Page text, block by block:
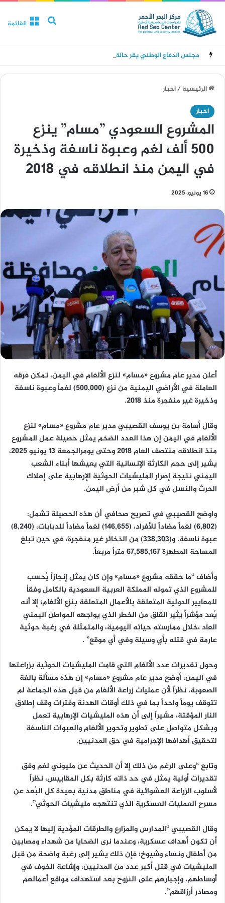
القائمةبحث عن
الرئيسية/اخبار
اخبار
المشروع السعودي ”مسام” ينزع
500 ألف لغم وعبوة ناسفة وذخيرة
في اليمن منذ انطلاقه في 2018
16 يونيو، 2025
أعلن مدير عام مشروع «مسام» لنزع الألغام في اليمن، تمكن فرقه
العاملة في الأراضي اليمنية من نزع (500,000) لغماً وعبوة ناسفة
وذخيرة غير منفجرة منذ 2018.
وقال أسامة بن يوسف القصيبي مدير عام مشروع «مسام» لنزع
الألغام في اليمن إن هذا العدد الضخم يمثل حصيلة عمل المشروع
منذ انطلاقه منتصف العام 2018 وحتى يومرالجمعة 13 يونيو 2025،
يشير إلى حجم الكارثة الإنسانية التي يعيشها أبناء الشعب
اليمني نتيجة إصرار المليشيات الحوثية الإرهابية على إهلاك
الحرث والنسل في كل شبر من أرض اليمن.
واوضح القصيبي في تصريح صحافي أن هذه الحصيلة تشمل:
(6,802) لغماً مضاداً للأفراد، (146,655) لغماً مضاداً للدبابات، (8,240)
عبوة ناسفة، و(338,303) من الذخائر غير منفجرة، في حين تبلغ
المساحة المطهرة 67,585,167 متراً مربعاً.
وأضاف “ما حققه مشروع «مسام» وإن كان يمثل إنجازاً يُحسب
للمشروع الذي تموله المملكة العربية السعودية بالكامل وفقاُ
للمعايير الدولية المتعلقة بالأعمال المتعلقة بنزع الألغام؛ إلا أنه
يُعد مؤشراً يثير القلق من الخطر الذي يواجهه المواطن اليمني
العاد ،خلال ممارسته حياته اليومية، والمتمثلة في رغبة حوثية
عارمة في قتله بأي وسيلة وفي أي موقع” .
وحول تقديرات عدد الألغام التي قامت المليشيات الحوثية بزراعتها
في اليمن، أوضح مدير عام مشروع «مسام» إن هذه مسألة بالغة
الصعوبة، نظراً لأن عمليات زراعة الألغام من قبل هذه الجماعة لم
تتوقف يوماً واحداً بما في ذلك أوقات الهدنة وفترات وقف إطلاق
النار المؤقتة، مشيراً إلى أن هذه المليشيات الإرهابية تعمل
وبشكل متواصل على تطوير وتحوير الألغام والعبوات الناسفة
لتحقيق أهدافها الإجرامية في حق المدنيين.
وتابع “وعلى الرغم من ذلك إلا أن الحديث عن مليوني لغم وفق
تقديرات أولية يمثل في حد ذاته كارثة بكل المقاييس، نظراً
لأسلوب الزراعة العشوائية في مناطق مدنية بعيدة كل البُعد عن
مسرح العمليات العسكرية الذي تنتهجه مليشيات الحوثي”.
وقال القصيبي “المدارس والمزارع والطرقات المؤدية إليها لا يمكن
أن تكون أهداف عسكرية، وعندما نرى الضحايا من شهداء ومصابين
من أطفال ونساء وشيوخ؛ فإن ذلك يشير إلى رغبة واضحة من قبل
المليشيات في قتل أكبر عدد من المدنيين، وإشاعة الخوف في
أوساطهم، وإجبارهم على النزوح بعد استهداف مواقع أعمالهم
ومصادر أرزاقهم”.